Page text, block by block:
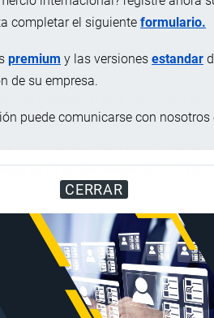
completar el siguiente formulario.
premium y las versiones estandar
de su empresa.
puede comunicarse con nosotros
CERRAR
Fórmico: 17 %; Ácido Propiónico: 15
amarillo transparente.
atravesando la pared celular de las